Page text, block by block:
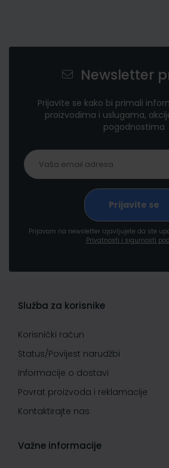
Newsletter
Prijavite se kako bi primali
proizvodima i uslugama,
pogodnostima
Prijavom na newsletter izjavljujete da ste
Privatnosti i sigurnosti
Služba za korisnike
Korisnički račun
Status/Povijest narudžbi
Informacije o dostavi
Povrat proizvoda i reklamacije
Kontaktirajte nas
Važne informacije